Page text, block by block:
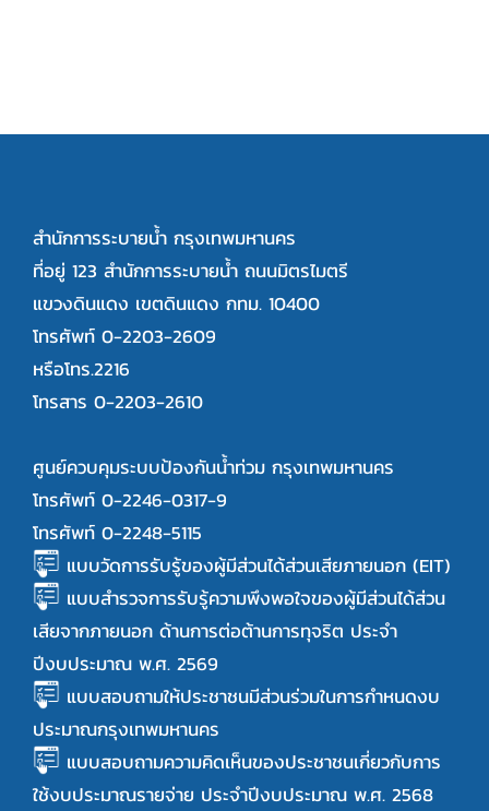
สำนักการระบายน้ำ กรุงเทพมหานคร
ที่อยู่ 123 สำนักการระบายน้ำ ถนนมิตรไมตรี
แขวงดินแดง เขตดินแดง กทม. 10400
โทรศัพท์ 0-2203-2609
หรือโทร.2216
โทรสาร 0-2203-2610
ศูนย์ควบคุมระบบป้องกันน้ำท่วม กรุงเทพมหานคร
โทรศัพท์ 0-2246-0317-9
โทรศัพท์ 0-2248-5115
แบบวัดการรับรู้ของผู้มีส่วนได้ส่วนเสียภายนอก (EIT)
แบบสำรวจการรับรู้ความพึงพอใจของผู้มีส่วนได้ส่วน
เสียจากภายนอก ด้านการต่อต้านการทุจริต ประจำ
ปีงบประมาณ พ.ศ. 2569
แบบสอบถามให้ประชาชนมีส่วนร่วมในการกำหนดงบ
ประมาณกรุงเทพมหานคร
แบบสอบถามความคิดเห็นของประชาชนเกี่ยวกับการ
ใช้งบประมาณรายจ่าย ประจำปีงบประมาณ พ.ศ. 2568